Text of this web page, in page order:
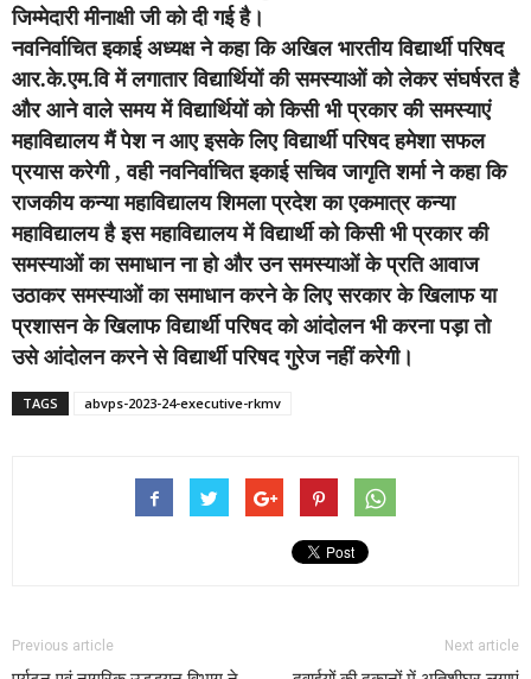
जिम्मेदारी मीनाक्षी जी को दी गई है।
नवनिर्वाचित इकाई अध्यक्ष ने कहा कि अखिल भारतीय विद्यार्थी परिषद
आर.के.एम.वि में लगातार विद्यार्थियों की समस्याओं को लेकर संघर्षरत है
और आने वाले समय में विद्यार्थियों को किसी भी प्रकार की समस्याएं
महाविद्यालय मैं पेश न आए इसके लिए विद्यार्थी परिषद हमेशा सफल
प्रयास करेगी , वही नवनिर्वाचित इकाई सचिव जागृति शर्मा ने कहा कि
राजकीय कन्या महाविद्यालय शिमला प्रदेश का एकमात्र कन्या
महाविद्यालय है इस महाविद्यालय में विद्यार्थी को किसी भी प्रकार की
समस्याओं का समाधान ना हो और उन समस्याओं के प्रति आवाज
उठाकर समस्याओं का समाधान करने के लिए सरकार के खिलाफ या
प्रशासन के खिलाफ विद्यार्थी परिषद को आंदोलन भी करना पड़ा तो
उसे आंदोलन करने से विद्यार्थी परिषद गुरेज नहीं करेगी।
TAGS abvps-2023-24-executive-rkmv
Previous article Next article